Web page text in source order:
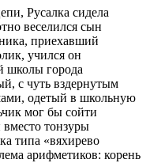
Русалка сидела
веселился сын
приехавший
учился он
школы города
с чуть вздернутым
одетый в школьную
мог бы сойти
вместо тонзуры
типа «вяхирево
арифметиков: корень